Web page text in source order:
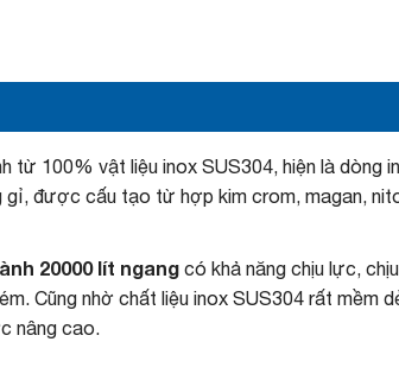
từ 100% vật liệu inox SUS304, hiện là dòng
được cấu tạo từ hợp kim crom, magan,
20000 lít ngangcó khả năng chịu lực,
Cũng nhờ chất liệu inox SUS304 rất mềm
nâng cao.